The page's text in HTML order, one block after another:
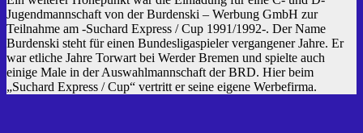
Jugendmannschaft von der Burdenski – Werbung GmbH zur
Teilnahme am -Suchard Express / Cup 1991/1992-. Der Name
Burdenski steht für einen Bundesligaspieler vergangener Jahre. Er
war etliche Jahre Torwart bei Werder Bremen und spielte auch
einige Male in der Auswahlmannschaft der BRD. Hier beim
„Suchard Express / Cup“ vertritt er seine eigene Werbefirma.